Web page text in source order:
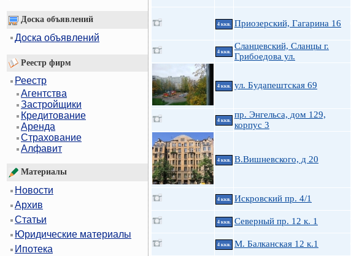
Доска объявлений
Доска объявлений
Реестр фирм
Реестр
Агентства
Застройщики
Кредитование
Аренда
Страхование
Алфавит
Материалы
Новости
Архив
Статьи
Юридические материалы
Ипотека
4 ккв. Приозерский, Гагарина 16
4 ккв.
Сланцевский, Сланцы г.
Грибоедова ул.
4 ккв. ул. Будапештская 69
4 ккв.
пр. Энгельса, дом 129,
корпус 3
4 ккв. В.Вишневского, д 20
4 ккв. Искровский пр. 4/1
4 ккв. Северный пр. 12 к. 1
4 ккв. М. Балканская 12 к.1